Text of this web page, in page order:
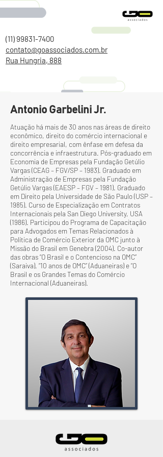
(11) 99831-7400
contato@goassociados.com.br
Rua Hungria, 888
Antonio Garbelini Jr.
Atuação há mais de 30 anos nas áreas de direito
econômico, direito do comércio internacional e
direito empresarial, com ênfase em defesa da
concorrência e infraestrutura. Pós-graduado em
Economia de Empresas pela Fundação Getúlio
Vargas (CEAG – FGV/SP – 1983). Graduado em
Administração de Empresas pela Fundação
Getúlio Vargas (EAESP – FGV – 1981). Graduado
em Direito pela Universidade de São Paulo (USP –
1985). Curso de Especialização em Contratos
Internacionais pela San Diego University, USA
(1986). Participou do Programa de Capacitação
para Advogados em Temas Relacionados à
Política de Comércio Exterior da OMC junto à
Missão do Brasil em Genebra (2004). Co-autor
das obras “O Brasil e o Contencioso na OMC”
(Saraiva), “10 anos de OMC” (Aduaneiras) e “O
Brasil e os Grandes Temas do Comércio
Internacional (Aduaneiras).